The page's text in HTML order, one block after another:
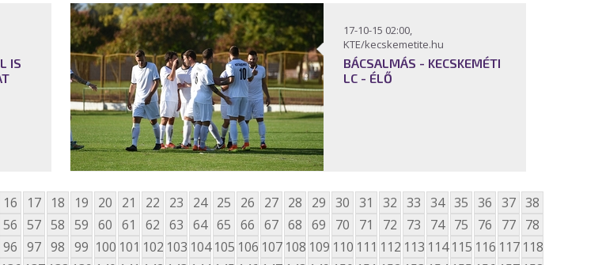
IS
17-10-15 02:00,
KTE/kecskemetite.hu
BÁCSALMÁS - KECSKEMÉTI
LC - ÉLŐ
16 17 18 19 20 21 22 23 24 25 26 27 28 29 30 31 32 33 34 35 36 37 38
56 57 58 59 60 61 62 63 64 65 66 67 68 69 70 71 72 73 74 75 76 77 78
96 97 98 99 100 101 102 103 104 105 106 107 108 109 110 111 112 113 114 115 116 117 118